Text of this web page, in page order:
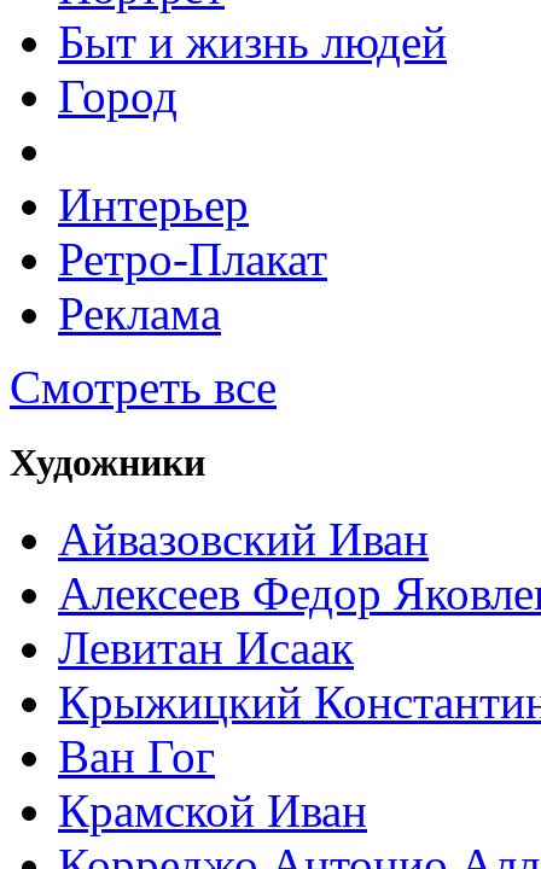
Быт и жизнь людей
Город
Интерьер
Ретро-Плакат
Реклама
Смотреть все
Художники
Айвазовский Иван
Алексеев Федор
Левитан Исаак
Крыжицкий
Ван Гог
Крамской Иван